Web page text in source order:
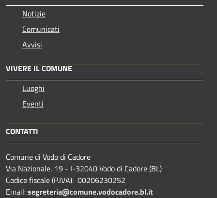
Notizie
Comunicati
Avvisi
VIVERE IL COMUNE
Luoghi
Eventi
CONTATTI
Comune di Vodo di Cadore
Via Nazionale, 19 - I-32040 Vodo di Cadore (BL)
Codice fiscale (P.IVA): 00206230252
Email:segreteria@comune.vodocadore.bl.it